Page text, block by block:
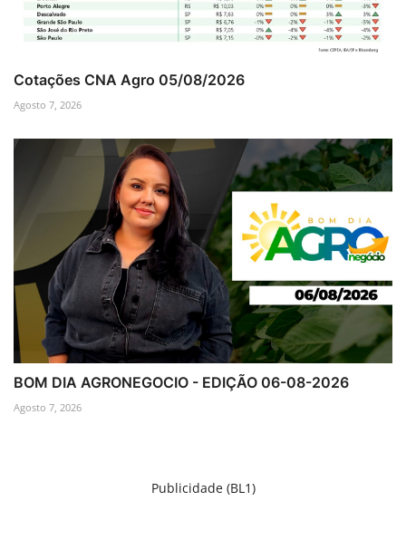
Cotações CNA Agro 05/08/2026
Agosto 7, 2026
BOM DIA AGRONEGOCIO - EDIÇÃO 06-08-2026
Agosto 7, 2026
Publicidade (BL1)